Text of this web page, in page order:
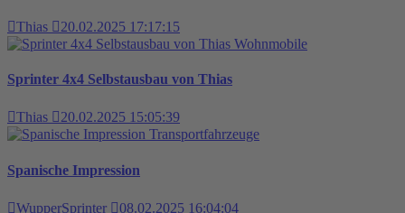
Thias
20.02.2025 17:17:15
Wohnmobile
Sprinter 4x4 Selbstausbau von Thias
Thias
20.02.2025 15:05:39
Transportfahrzeuge
Spanische Impression
WupperSprinter
08.02.2025 16:04:04